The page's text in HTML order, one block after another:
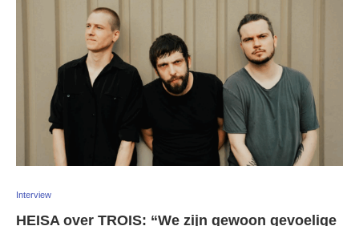
Interview
HEISA over TROIS: “We zijn gewoon gevoelige